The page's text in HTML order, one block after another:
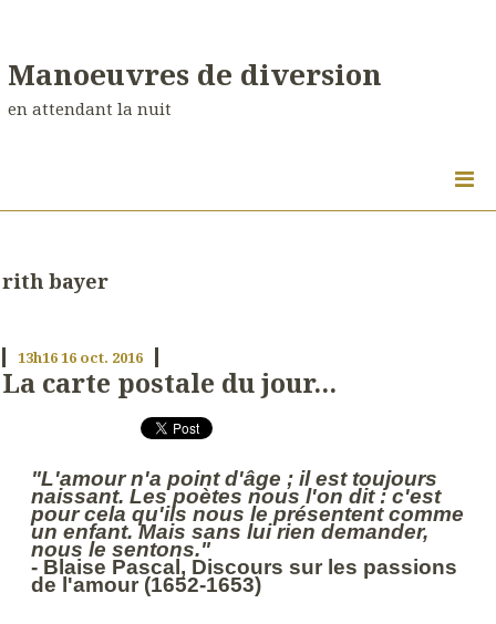
Manoeuvres de diversion
en attendant la nuit
rith bayer
13h1616 oct. 2016
La carte postale du jour...
"L'amour n'a point d'âge ; il est toujours
naissant. Les poètes nous l'on dit : c'est
pour cela qu'ils nous le présentent comme
un enfant. Mais sans lui rien demander,
nous le sentons."
- Blaise Pascal, Discours sur les passions
de l'amour (1652-1653)